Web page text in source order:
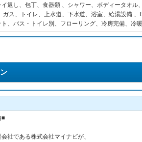
返し、包丁、食器類 、シャワー、ボディータオ
ガス、トイレ、上水道、下水道、浴室、給湯設備
ト、バス・トイレ別、フローリング、冷房完備、
■
社である株式会社マイナビが、